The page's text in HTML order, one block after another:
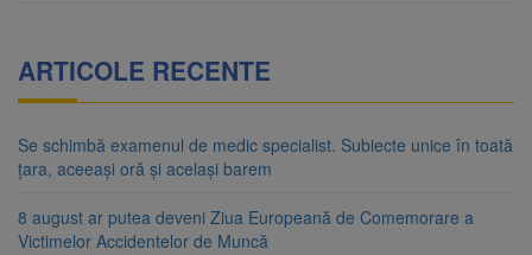
ARTICOLE RECENTE
Se schimbă examenul de medic specialist. Subiecte unice în toată
țara, aceeași oră și același barem
8 august ar putea deveni Ziua Europeană de Comemorare a
Victimelor Accidentelor de Muncă